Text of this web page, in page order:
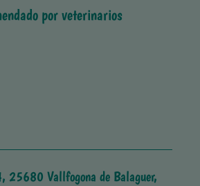
por veterinarios
25680 Vallfogona de Balaguer,